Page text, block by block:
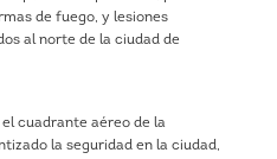
de fuego, y lesiones
al norte de la ciudad de
cuadrante aéreo de la
la seguridad en la ciudad,